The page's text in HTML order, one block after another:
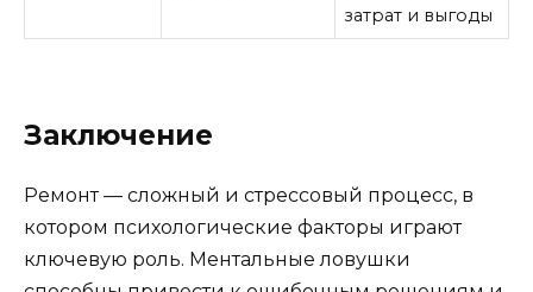
затрат и выгоды
Заключение
Ремонт — сложный и стрессовый процесс, в
котором психологические факторы играют
ключевую роль. Ментальные ловушки